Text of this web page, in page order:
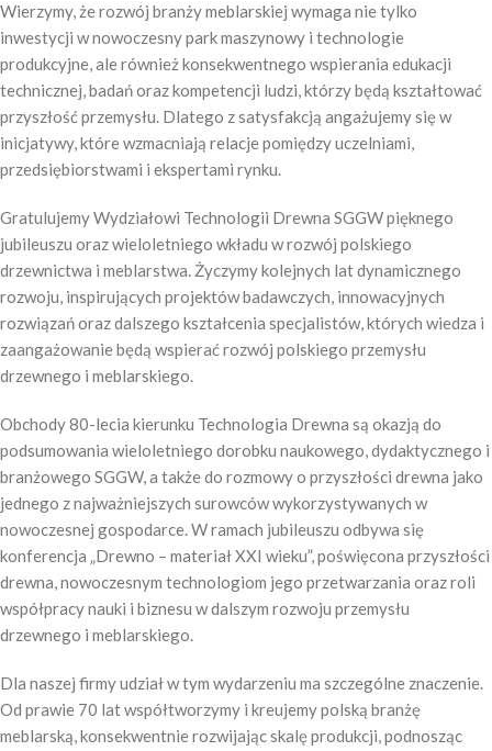
Wierzymy, że rozwój branży meblarskiej wymaga nie tylko
inwestycji w nowoczesny park maszynowy i technologie
produkcyjne, ale również konsekwentnego wspierania edukacji
technicznej, badań oraz kompetencji ludzi, którzy będą kształtować
przyszłość przemysłu. Dlatego z satysfakcją angażujemy się w
inicjatywy, które wzmacniają relacje pomiędzy uczelniami,
przedsiębiorstwami i ekspertami rynku.
Gratulujemy Wydziałowi Technologii Drewna SGGW pięknego
jubileuszu oraz wieloletniego wkładu w rozwój polskiego
drzewnictwa i meblarstwa. Życzymy kolejnych lat dynamicznego
rozwoju, inspirujących projektów badawczych, innowacyjnych
rozwiązań oraz dalszego kształcenia specjalistów, których wiedza i
zaangażowanie będą wspierać rozwój polskiego przemysłu
drzewnego i meblarskiego.
Obchody 80-lecia kierunku Technologia Drewna są okazją do
podsumowania wieloletniego dorobku naukowego, dydaktycznego i
branżowego SGGW, a także do rozmowy o przyszłości drewna jako
jednego z najważniejszych surowców wykorzystywanych w
nowoczesnej gospodarce. W ramach jubileuszu odbywa się
konferencja „Drewno – materiał XXI wieku”, poświęcona przyszłości
drewna, nowoczesnym technologiom jego przetwarzania oraz roli
współpracy nauki i biznesu w dalszym rozwoju przemysłu
drzewnego i meblarskiego.
Dla naszej firmy udział w tym wydarzeniu ma szczególne znaczenie.
Od prawie 70 lat współtworzymy i kreujemy polską branżę
meblarską, konsekwentnie rozwijając skalę produkcji, podnosząc